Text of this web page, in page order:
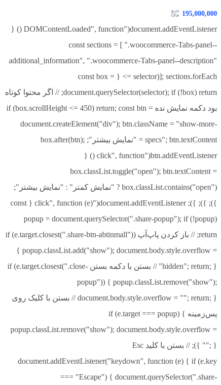
195,000,000
document.addEventListener("DOMContentLoaded", function () {
const sections = [ ".woocommerce-Tabs-panel--
additional_information", ".woocommerce-Tabs-panel--description"
]; sections.forEach(selector => { const box =
document.querySelector(selector); if (!box) return; // اگر محتوا کوتاه
بود دکمه نمایش نده if (box.scrollHeight <= 450) return; const btn =
document.createElement("div"); btn.className = "show-more-
specs"; btn.textContent = "نمایش بیشتر"; box.after(btn);
btn.addEventListener("click", function () {
box.classList.toggle("open"); btn.textContent =
box.classList.contains("open") ? "نمایش کمتر" : "نمایش بیشتر";
}); }); }); document.addEventListener("click", function (e) { const
popup = document.querySelector(".share-popup"); if (!popup)
return; // باز کردن پاپ‌آپ if (e.target.closest(".share-btn-abtinmall"))
{ popup.classList.add("show"); document.body.style.overflow =
"hidden"; return; } // بستن با دکمه بستن if (e.target.closest(".close-
popup")) { popup.classList.remove("show");
document.body.style.overflow = ""; return; } // بستن با کلیک روی
پس‌زمینه if (e.target === popup) {
popup.classList.remove("show"); document.body.style.overflow =
""; } }); // بستن با کلید Esc
document.addEventListener("keydown", function (e) { if (e.key
=== "Escape") { document.querySelector(".share-